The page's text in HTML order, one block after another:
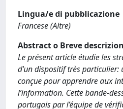
Lingua/e di pubblicazione
Francese (Altre)
Abstract o Breve
Le présent article étudie les
d’un dispositif très particulier:
conçue pour apprendre aux
l’information. Cette bande-
portugais par l’équipe de